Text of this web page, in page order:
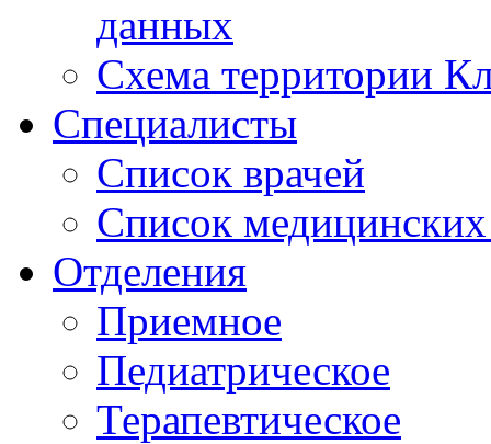
данных
Схема территории
Специалисты
Список врачей
Список медицинских
Отделения
Приемное
Педиатрическое
Терапевтическое